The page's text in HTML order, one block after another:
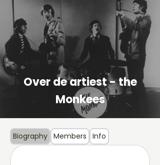
Over de artiest - the
Monkees
Biography Members Info